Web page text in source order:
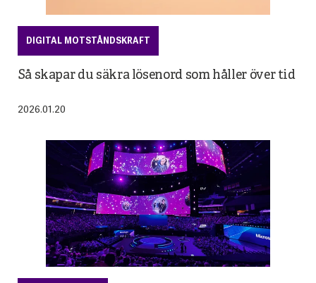
DIGITAL MOTSTÅNDSKRAFT
Så skapar du säkra lösenord som håller över tid
2026.01.20